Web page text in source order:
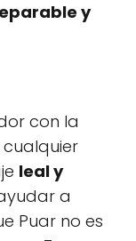
y
con la
leal y
a
Puar no es